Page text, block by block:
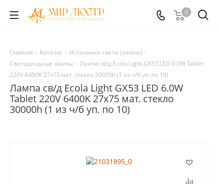
0
Главная - Каталог - Источники света (лампы) -
Светодиодные лампы - Лампа св/д Ecola Light GX53 LED 6.0W Tablet
220V 6400K 27х75 мат. стекло 30000h (1 из ч/б уп. по 10)
Лампа св/д Ecola Light GX53 LED 6.0W
Tablet 220V 6400K 27х75 мат. стекло
30000h (1 из ч/б уп. по 10)